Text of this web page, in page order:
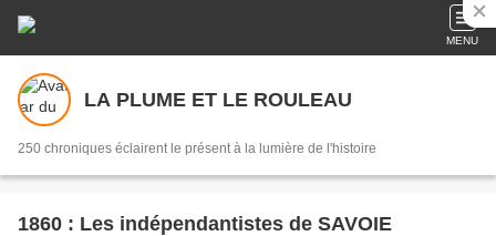
MENU
LA PLUME ET LE ROULEAU
250 chroniques éclairent le présent à la lumière de l'histoire
1860 : Les indépendantistes de SAVOIE